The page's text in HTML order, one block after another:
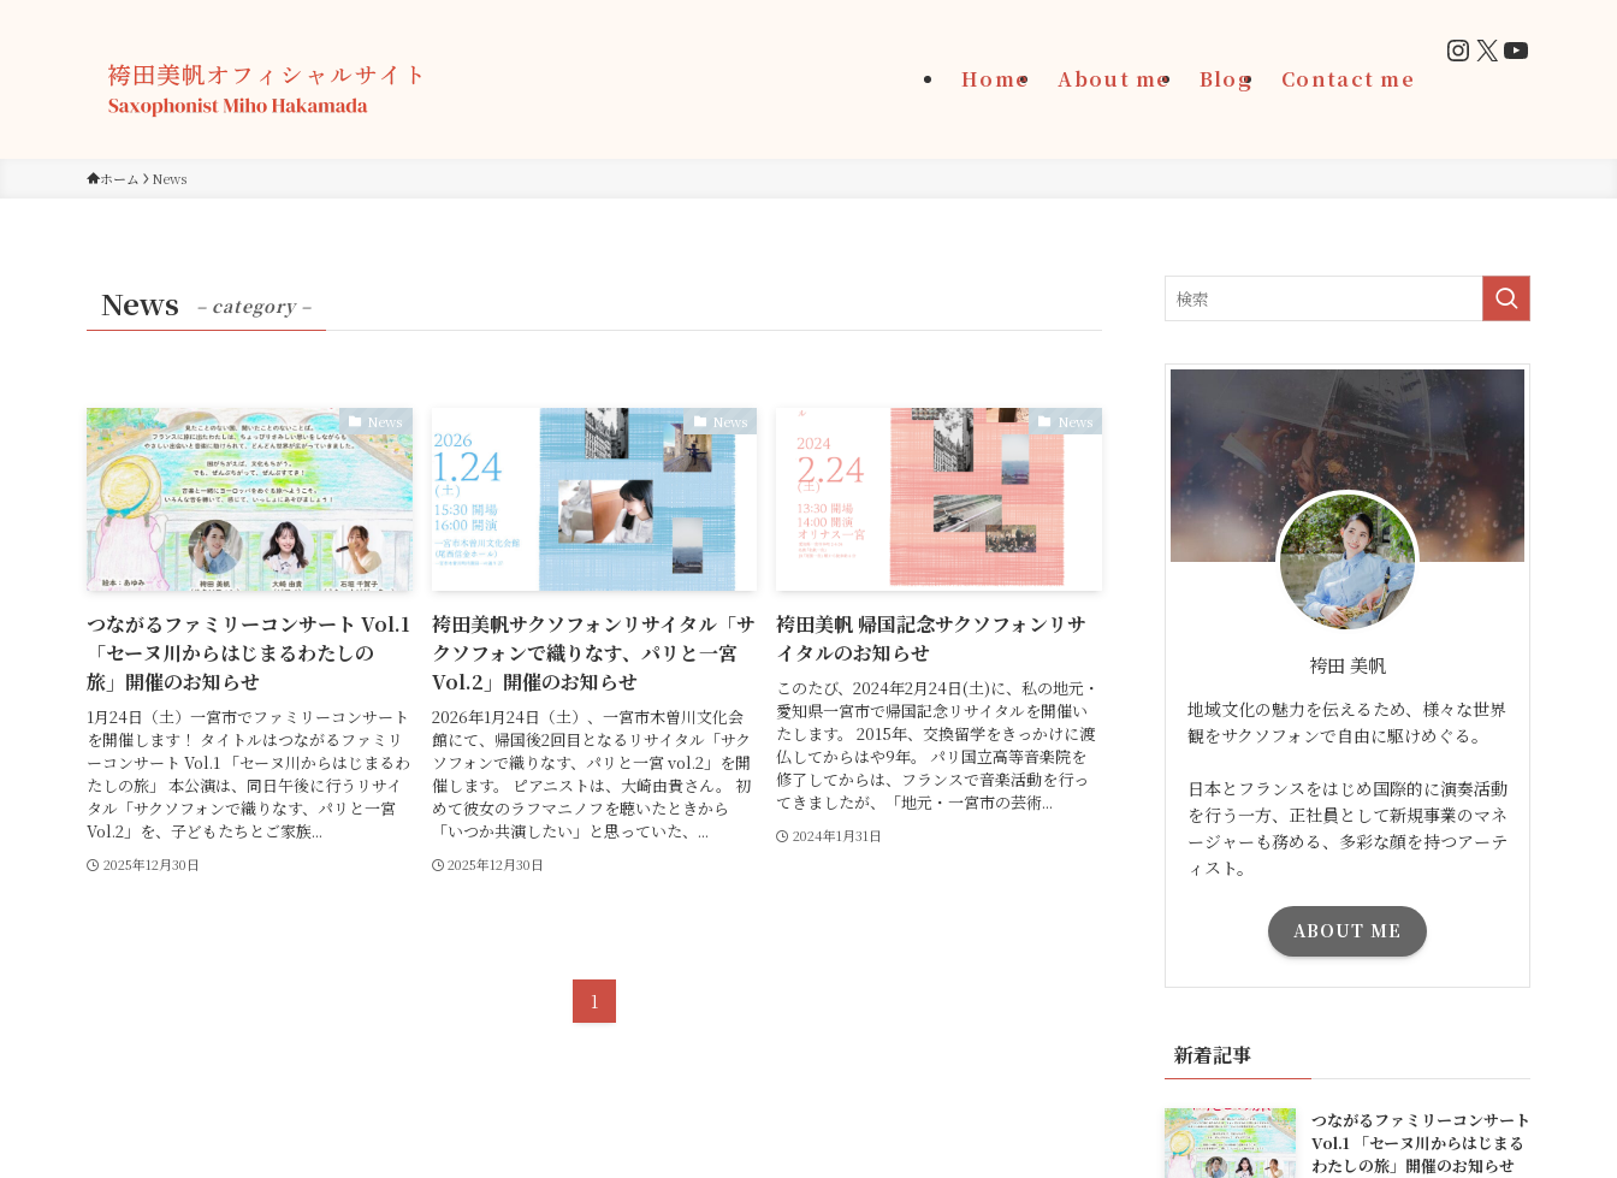
Home About me Blog Contact me
Instagram
X
ホーム News
News – category –
News
つながるファミリーコンサート Vol.1
「セーヌ川からはじまるわたしの
旅」開催のお知らせ
1月24日（土）一宮市でファミリーコンサート
を開催します！ タイトルはつながるファミリ
ーコンサート Vol.1 「セーヌ川からはじまるわ
たしの旅」 本公演は、同日午後に行うリサイ
タル「サクソフォンで織りなす、パリと一宮
Vol.2」を、子どもたちとご家族...
2025年12月30日
News
袴田美帆サクソフォンリサイタル「サ
クソフォンで織りなす、パリと一宮
Vol.2」開催のお知らせ
2026年1月24日（土）、一宮市木曽川文化会
館にて、帰国後2回目となるリサイタル「サク
ソフォンで織りなす、パリと一宮 vol.2」を開
催します。 ピアニストは、大崎由貴さん。 初
めて彼女のラフマニノフを聴いたときから
「いつか共演したい」と思っていた、...
2025年12月30日
News
袴田美帆 帰国記念サクソフォンリサ
イタルのお知らせ
このたび、2024年2月24日(土)に、私の地元・
愛知県一宮市で帰国記念リサイタルを開催い
たします。 2015年、交換留学をきっかけに渡
仏してからはや9年。 パリ国立高等音楽院を
修了してからは、フランスで音楽活動を行っ
てきましたが、「地元・一宮市の芸術...
2024年1月31日
1
袴田 美帆
地域文化の魅力を伝えるため、様々な世界
観をサクソフォンで自由に駆けめぐる。
日本とフランスをはじめ国際的に演奏活動
を行う一方、正社員として新規事業のマネ
ージャーも務める、多彩な顔を持つアーテ
ィスト。
ABOUT ME
新着記事
つながるファミリーコンサート
Vol.1 「セーヌ川からはじまる
わたしの旅」開催のお知らせ